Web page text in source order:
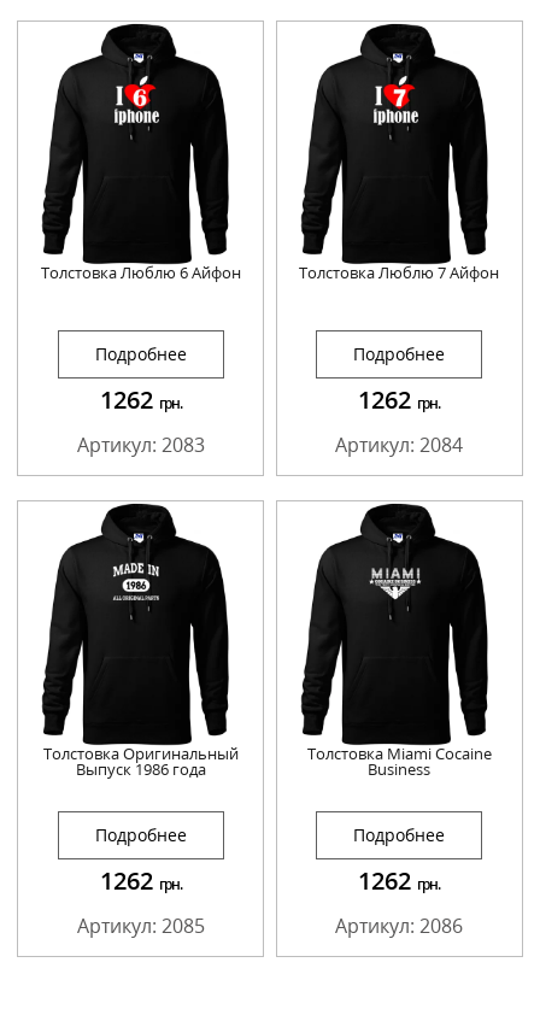
Толстовка Люблю 6 Айфон
Подробнее
1262 грн.
Артикул: 2083
Толстовка Люблю 7 Айфон
Подробнее
1262 грн.
Артикул: 2084
Толстовка Оригинальный
Выпуск 1986 года
Подробнее
1262 грн.
Артикул: 2085
Толстовка Miami Cocaine
Business
Подробнее
1262 грн.
Артикул: 2086